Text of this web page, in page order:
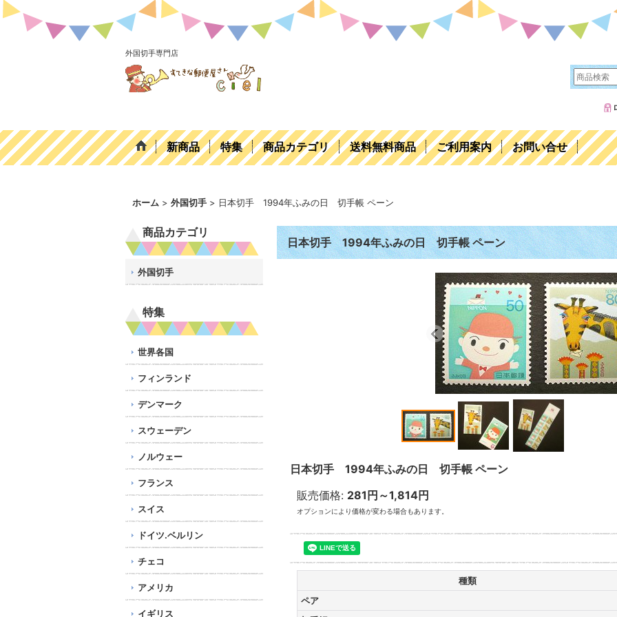
外国切手専門店
新商品 特集 商品カテゴリ 送料無料商品 ご利用案内 お問い合せ
ホーム > 外国切手 > 日本切手 1994年ふみの日 切手帳 ペーン
商品カテゴリ
外国切手
特集
世界各国
フィンランド
デンマーク
スウェーデン
ノルウェー
フランス
スイス
ドイツ.ベルリン
チェコ
アメリカ
イギリス
日本切手 1994年ふみの日 切手帳 ペーン
日本切手 1994年ふみの日 切手帳 ペーン
販売価格: 281円～1,814円
オプションにより価格が変わる場合もあります。
種類
ペア